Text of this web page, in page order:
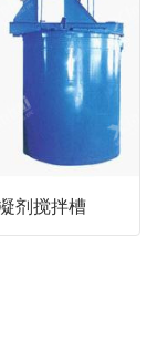
剂搅拌槽